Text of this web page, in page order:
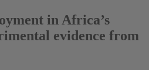
in Africa’s
evidence from